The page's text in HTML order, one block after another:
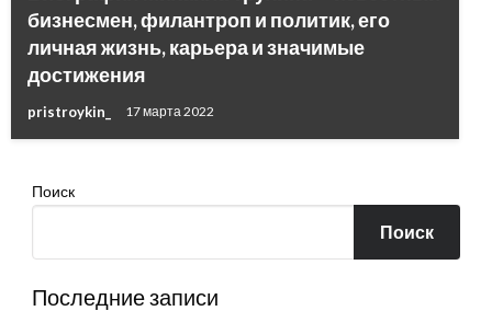
бизнесмен, филантроп и политик, его
личная жизнь, карьера и значимые
достижения
pristroykin_ 17 марта 2022
Поиск
Поиск
Последние записи